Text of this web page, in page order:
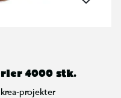
4000 stk.
projekter